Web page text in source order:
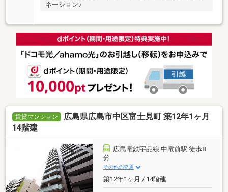
ネーション♪
賃貸マンション
広島県広島市中区富士見町 築12年1ヶ月
14階建
広島電鉄宇品線 中電前駅 徒歩8
分
その他の交通
築12年1ヶ月 / 14階建